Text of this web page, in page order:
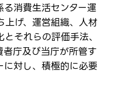
消費生活センター運
上げ、運営組織、人材
それらの評価手法、
庁及び当庁が所管す
対し、積極的に必要